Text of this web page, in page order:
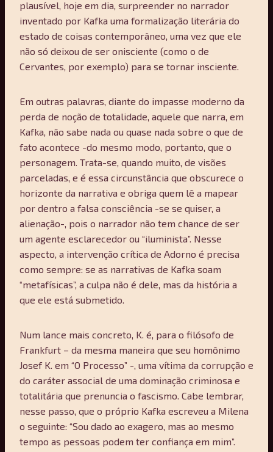
plausível, hoje em dia, surpreender no narrador
inventado por Kafka uma formalização literária do
estado de coisas contemporâneo, uma vez que ele
não só deixou de ser onisciente (como o de
Cervantes, por exemplo) para se tornar insciente.
Em outras palavras, diante do impasse moderno da
perda de noção de totalidade, aquele que narra, em
Kafka, não sabe nada ou quase nada sobre o que de
fato acontece -do mesmo modo, portanto, que o
personagem. Trata-se, quando muito, de visões
parceladas, e é essa circunstância que obscurece o
horizonte da narrativa e obriga quem lê a mapear
por dentro a falsa consciência -se se quiser, a
alienação-, pois o narrador não tem chance de ser
um agente esclarecedor ou “iluminista”. Nesse
aspecto, a intervenção crítica de Adorno é precisa
como sempre: se as narrativas de Kafka soam
“metafísicas”, a culpa não é dele, mas da história a
que ele está submetido.
Num lance mais concreto, K. é, para o filósofo de
Frankfurt – da mesma maneira que seu homônimo
Josef K. em “O Processo” -, uma vítima da corrupção e
do caráter associal de uma dominação criminosa e
totalitária que prenuncia o fascismo. Cabe lembrar,
nesse passo, que o próprio Kafka escreveu a Milena
o seguinte: “Sou dado ao exagero, mas ao mesmo
tempo as pessoas podem ter confiança em mim”.